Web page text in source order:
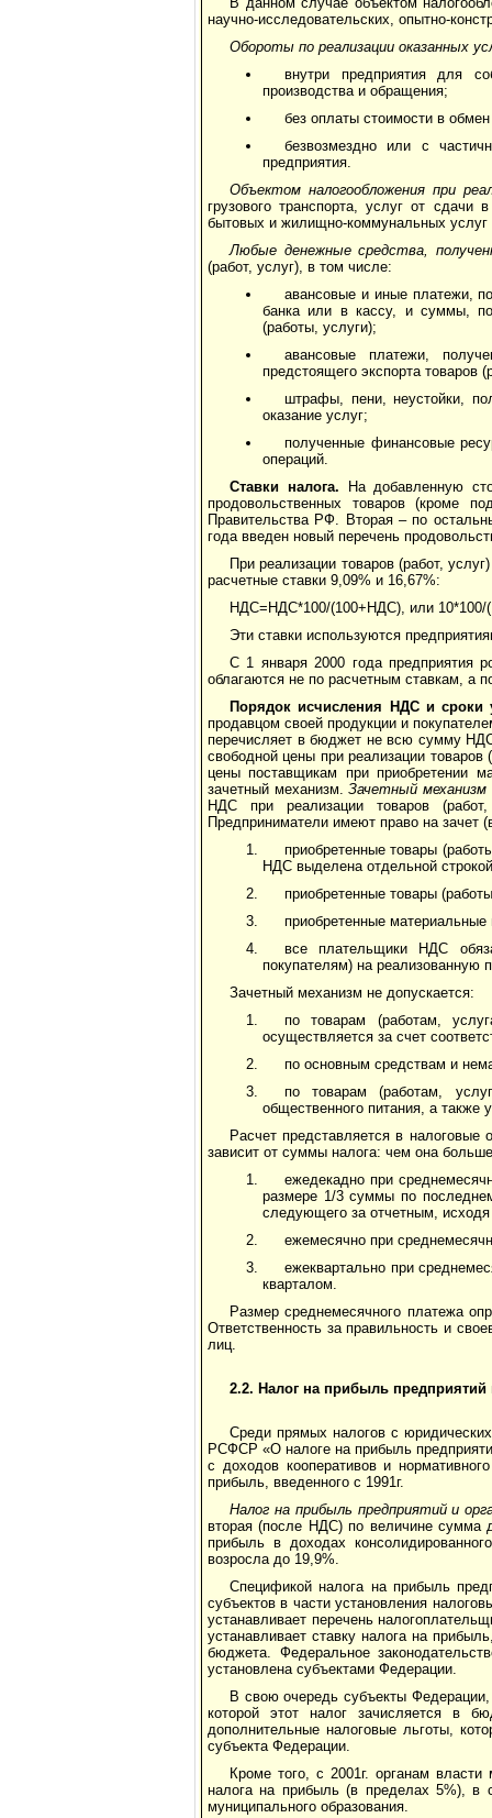
научно-исследовательских, опытно-
Обороты по реализации оказанных
внутри предприятия для
производства и обращения;
без оплаты стоимости в
безвозмездно или с
предприятия.
Объектом налогообложения при
грузового транспорта, услуг от
бытовых и жилищно-коммунальных услуг
Любые денежные средства,
(работ, услуг), в том числе:
авансовые и иные платежи,
банка или в кассу, и суммы,
(работы, услуги);
авансовые платежи,
предстоящего экспорта товаров
штрафы, пени, неустойки,
оказание услуг;
полученные финансовые
операций.
Ставки налога.
На добавленную
продовольственных товаров (кроме
Правительства РФ. Вторая – по
года введен новый перечень
При реализации товаров (работ,
расчетные ставки 9,09% и 16,67%:
НДС=НДС*100/(100+НДС), или 10*100/
Эти ставки используются
С 1 января 2000 года предприятия
облагаются не по расчетным ставкам, а
Порядок исчисления НДС и
продавцом своей продукции и
перечисляет в бюджет не всю сумму
свободной цены при реализации
цены поставщикам при приобретении
зачетный механизм.Зачетный механизм
НДС при реализации товаров
Предприниматели имеют право на зачет
приобретенные товары
НДС выделена отдельной
приобретенные товары
приобретенные
все плательщики НДС
покупателям) на реализованную
Зачетный механизм не допускается:
по товарам (работам,
осуществляется за счет
по основным средствам и
по товарам (работам,
общественного питания, а также
Расчет представляется в
зависит от суммы налога: чем она
ежедекадно при
размере 1/3 суммы по
следующего за отчетным, исходя
ежемесячно при
ежеквартально при
кварталом.
Размер среднемесячного платежа
Ответственность за правильность и
лиц.
2.2. Налог на прибыль предприятий
Среди прямых налогов с
РСФСР «О налоге на прибыль
с доходов кооперативов и
прибыль, введенного с 1991г.
Налог на прибыль предприятий и
вторая (после НДС) по величине сумма
прибыль в доходах
возросла до 19,9%.
Спецификой налога на прибыль
субъектов в части установления
устанавливает перечень
устанавливает ставку налога на
бюджета. Федеральное
установлена субъектами Федерации.
В свою очередь субъекты
которой этот налог зачисляется в
дополнительные налоговые льготы,
субъекта Федерации.
Кроме того, с 2001г. органам власти
налога на прибыль (в пределах 5%), в
муниципального образования.